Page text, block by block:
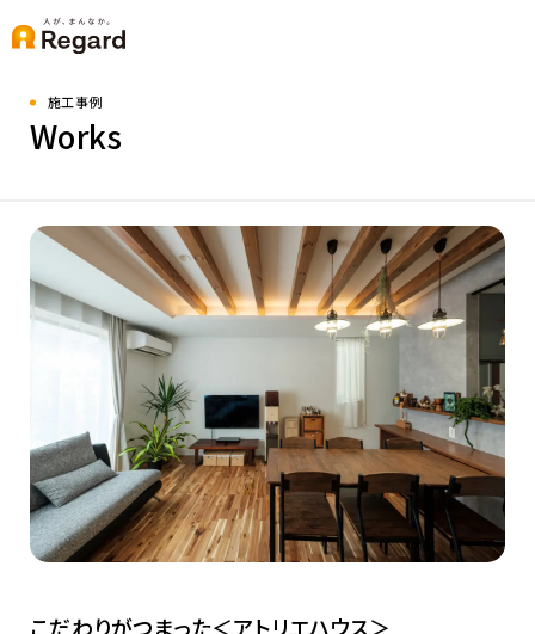
施工事例
Works
こだわりがつまった＜アトリエハウス＞